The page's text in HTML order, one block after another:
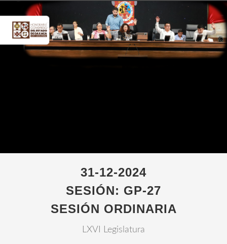
31-12-2024
SESIÓN: GP-27
SESIÓN ORDINARIA
LXVI Legislatura